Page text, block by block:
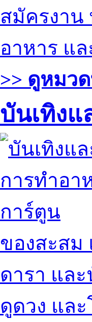
สมัครงาน
อาหาร แล
>> ดูหมว
บันเทิง
การทำอา
การ์ตูน
ของสะสม
ดารา และ
ดูดวง แล